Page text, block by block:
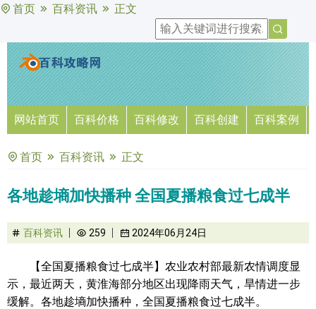
首页 百科资讯 正文
网站首页 百科价格 百科修改 百科创建 百科案例
首页 百科资讯 正文
各地趁墒加快播种 全国夏播粮食过七成半
百科资讯 259 2024年06月24日
【全国夏播粮食过七成半】农业农村部最新农情调度显
示，最近两天，黄淮海部分地区出现降雨天气，旱情进一步
缓解。各地趁墒加快播种，全国夏播粮食过七成半。